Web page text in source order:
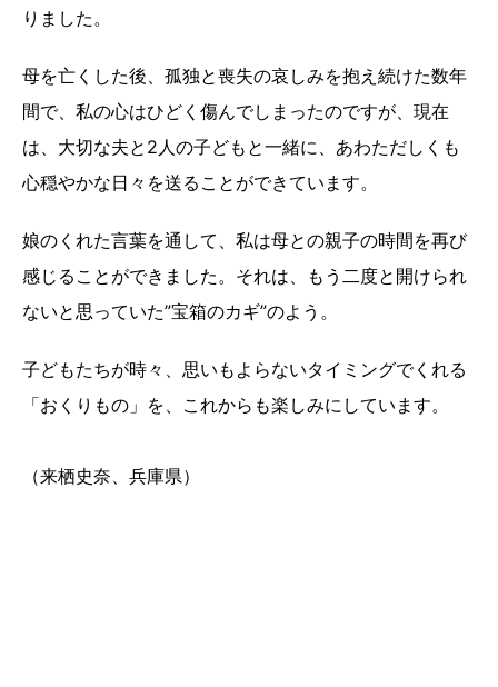
りました。
母を亡くした後、孤独と喪失の哀しみを抱え続けた数年
間で、私の心はひどく傷んでしまったのですが、現在
は、大切な夫と2人の子どもと一緒に、あわただしくも
心穏やかな日々を送ることができています。
娘のくれた言葉を通して、私は母との親子の時間を再び
感じることができました。それは、もう二度と開けられ
ないと思っていた”宝箱のカギ”のよう。
子どもたちが時々、思いもよらないタイミングでくれる
「おくりもの」を、これからも楽しみにしています。
（来栖史奈、兵庫県）